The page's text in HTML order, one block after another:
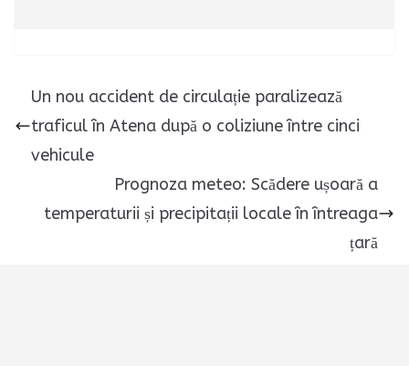
Un nou accident de circulație paralizează
traficul în Atena după o coliziune între cinci
vehicule
Prognoza meteo: Scădere ușoară a
temperaturii și precipitații locale în întreaga
țară